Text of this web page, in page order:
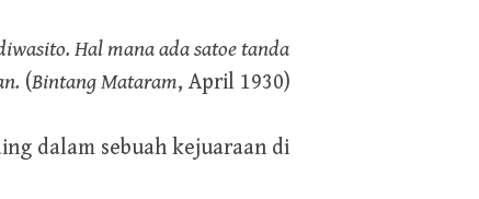
Hal mana ada satoe tanda
(Bintang Mataram, April 1930)
dalam sebuah kejuaraan di